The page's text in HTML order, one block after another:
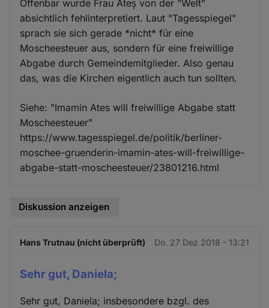
Offenbar wurde Frau Ateş von der "Welt"
absichtlich fehlinterpretiert. Laut "Tagesspiegel"
sprach sie sich gerade *nicht* für eine
Moscheesteuer aus, sondern für eine freiwillige
Abgabe durch Gemeindemitglieder. Also genau
das, was die Kirchen eigentlich auch tun sollten.
Siehe: "Imamin Ates will freiwillige Abgabe statt
Moscheesteuer"
https://www.tagesspiegel.de/politik/berliner-
moschee-gruenderin-imamin-ates-will-freiwillige-
abgabe-statt-moscheesteuer/23801216.html
Diskussion anzeigen
Hans Trutnau (nicht überprüft) Do. 27 Dez 2018 - 13:21
Sehr gut, Daniela;
Sehr gut, Daniela; insbesondere bzgl. des